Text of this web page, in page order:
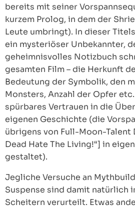
bereits mit seiner
kurzem Prolog, in dem der
Leute umbringt). In dieser
ein mysteriöser Unbekannter,
geheimnisvolles Notizbuch
gesamten Film – die Herkunft
Bedeutung der Symbolik, den
Monsters, Anzahl der Opfer
spürbares Vertrauen in die
eigenen Geschichte (die
übrigens von Full-Moon-Talent
Dead Hate The Living!“] in
gestaltet).
Jegliche Versuche an
Suspense sind damit natürlich
Scheitern verurteilt. Etwas